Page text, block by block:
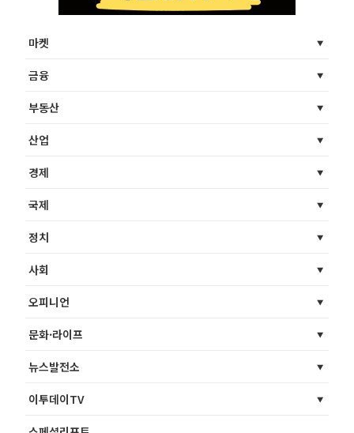
마켓
금융
부동산
산업
경제
국제
정치
사회
오피니언
문화·라이프
뉴스발전소
이투데이TV